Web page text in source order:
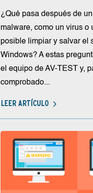
¿Qué pasa después de
malware, como un virus o
posible limpiar y salvar el
Windows? A estas
el equipo de AV-TEST y,
comprobado...
LEER ARTÍCULO